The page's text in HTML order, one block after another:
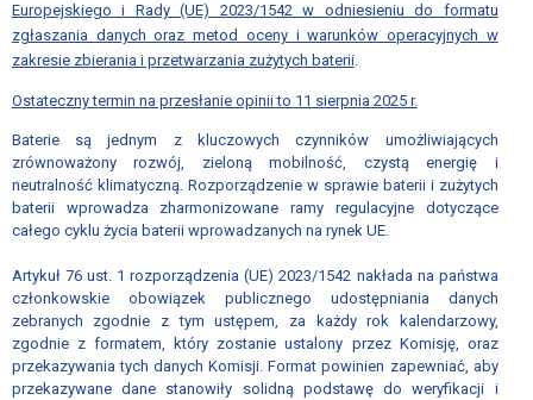
OGÓLNEGO
Regulamin
udziału
wydarzeniach
organizowanych
przez
Związek
Polska
Miedź
Wydarzenia
Europejskiego i Rady (UE) 2023/1542 w odniesieniu do formatu
zgłaszania danych oraz metod oceny i warunków operacyjnych w
zakresie zbierania i przetwarzania zużytych baterii.
Ostateczny termin na przesłanie opinii to 11 sierpnia 2025 r.
Baterie są jednym z kluczowych czynników umożliwiających
zrównoważony rozwój, zieloną mobilność, czystą energię i
neutralność klimatyczną. Rozporządzenie w sprawie baterii i zużytych
baterii wprowadza zharmonizowane ramy regulacyjne dotyczące
całego cyklu życia baterii wprowadzanych na rynek UE.
Artykuł 76 ust. 1 rozporządzenia (UE) 2023/1542 nakłada na państwa
członkowskie obowiązek publicznego udostępniania danych
zebranych zgodnie z tym ustępem, za każdy rok kalendarzowy,
zgodnie z formatem, który zostanie ustalony przez Komisję, oraz
przekazywania tych danych Komisji.Format powinien zapewniać, aby
przekazywane dane stanowiły solidną podstawę do weryfikacji i